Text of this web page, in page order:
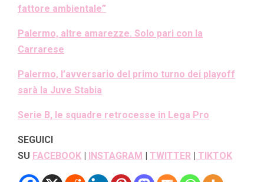
fattore ambientale”
Palermo, altre amarezze. Solo pari con la
Carrarese
Palermo, l’avversario del primo turno dei playoff
sarà la Juve Stabia
Serie B, le squadre retrocesse in Lega Pro
SEGUICI
SU FACEBOOK | INSTAGRAM | TWITTER | TIKTOK